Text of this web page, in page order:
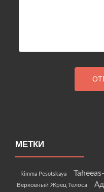
МЕТКИ
Rimma Pesotskaya
Верховный Жрец Телоса